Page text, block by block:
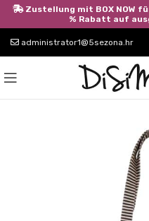
administrator1@5sezona.hr
Zustellung mit BOX NOW
% Rabatt auf